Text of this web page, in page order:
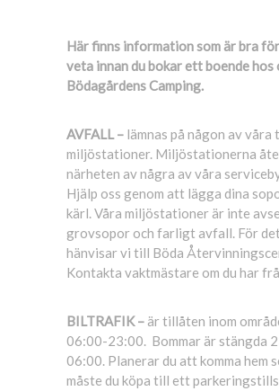
Här finns information som är bra
veta innan du bokar ett boende hos
Bödagårdens Camping.
AVFALL – lämnas på någon av våra
miljöstationer. Miljöstationerna
närheten av några av våra
Hjälp oss genom att lägga dina
kärl. Våra miljöstationer är inte
grovsopor och farligt avfall. För
hänvisar vi till Böda
Kontakta vaktmästare om du har
BILTRAFIK – är tillåten inom
06:00-23:00. Bommar är stängda
06:00. Planerar du att komma hem
måste du köpa till ett